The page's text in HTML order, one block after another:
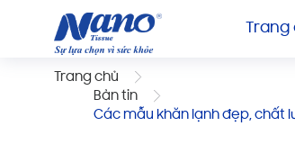
Trang
Trang chủ
Bản tin
Các mẫu khăn lạnh đẹp, chất